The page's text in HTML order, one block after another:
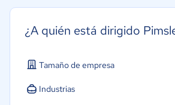
¿A quién está dirigido
Tamaño de empresa
Industrias